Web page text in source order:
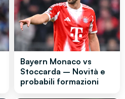
Bayern Monaco vs
Stoccarda – Novità e
probabili formazioni